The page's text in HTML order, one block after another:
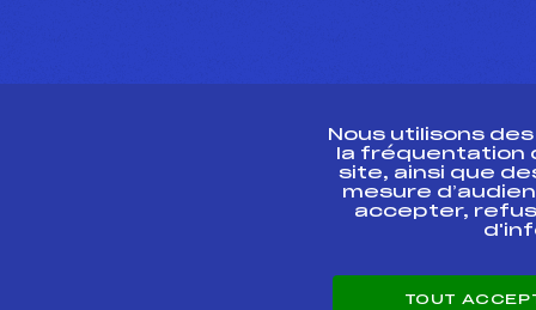
ESPACE PRESSE
Nous utilisons
la fréquentation
site, ainsi que
mesure
accepter,
TOUT